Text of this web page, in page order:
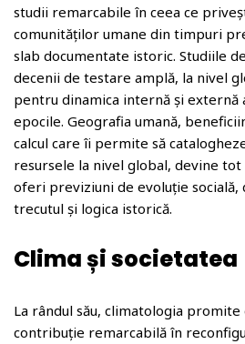
studii remarcabile în ceea ce
comunităților umane din timpuri
slab documentate istoric. Studiile
decenii de testare amplă, la nivel
pentru dinamica internă și externă
epocile. Geografia umană,
calcul care îi permite să
resursele la nivel global, devine
oferi previziuni de evoluție socială,
trecutul și logica istorică.
Clima și societatea
La rândul său, climatologia promite
contribuție remarcabilă în